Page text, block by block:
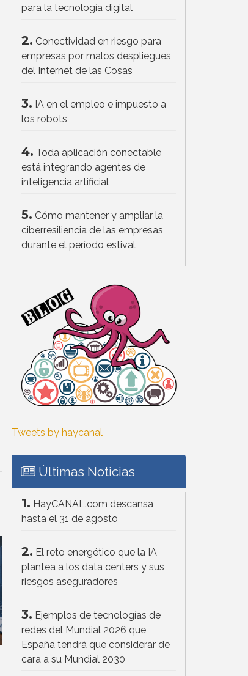
para la tecnología digital
2. Conectividad en riesgo para
empresas por malos despliegues
del Internet de las Cosas
3. IA en el empleo e impuesto a
los robots
4. Toda aplicación conectable
está integrando agentes de
inteligencia artificial
5. Cómo mantener y ampliar la
ciberresiliencia de las empresas
durante el período estival
Tweets by haycanal
Últimas Noticias
1. HayCANAL.com descansa
hasta el 31 de agosto
2. El reto energético que la IA
plantea a los data centers y sus
riesgos aseguradores
3. Ejemplos de tecnologías de
redes del Mundial 2026 que
España tendrá que considerar de
cara a su Mundial 2030